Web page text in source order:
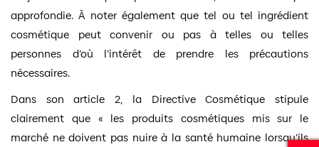
approfondie. À noter également que tel ou tel ingrédient
cosmétique peut convenir ou pas à telles ou telles
personnes d’où l’intérêt de prendre les précautions
nécessaires.
Dans son article 2, la Directive Cosmétique stipule
clairement que « les produits cosmétiques mis sur le
marché ne doivent pas nuire à la santé humaine lorsqu’ils